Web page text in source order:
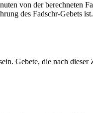
von der berechneten
des Fadschr-Gebets ist.
Gebete, die nach